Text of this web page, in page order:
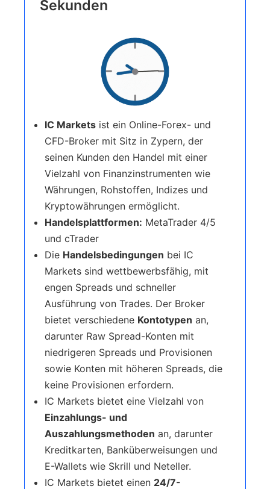
Sekunden
IC Markets ist ein Online-Forex- und
CFD-Broker mit Sitz in Zypern, der
seinen Kunden den Handel mit einer
Vielzahl von Finanzinstrumenten wie
Währungen, Rohstoffen, Indizes und
Kryptowährungen ermöglicht.
Handelsplattformen: MetaTrader 4/5
und cTrader
Die Handelsbedingungen bei IC
Markets sind wettbewerbsfähig, mit
engen Spreads und schneller
Ausführung von Trades. Der Broker
bietet verschiedene Kontotypen an,
darunter Raw Spread-Konten mit
niedrigeren Spreads und Provisionen
sowie Konten mit höheren Spreads, die
keine Provisionen erfordern.
IC Markets bietet eine Vielzahl von
Einzahlungs- und
Auszahlungsmethoden an, darunter
Kreditkarten, Banküberweisungen und
E-Wallets wie Skrill und Neteller.
IC Markets bietet einen 24/7-